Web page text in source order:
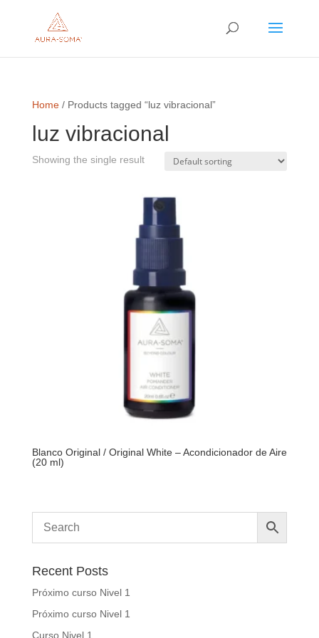
Home/ Products tagged “luz vibracional”
luz vibracional
Showing the single result
Blanco Original / Original White – Acondicionador de Aire
(20 ml)
Recent Posts
Próximo curso Nivel 1
Próximo curso Nivel 1
Curso Nivel 1